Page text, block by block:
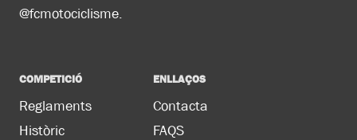
@fcmotociclisme.
COMPETICIÓ
Reglaments
Històric
ENLLAÇOS
Contacta
FAQS